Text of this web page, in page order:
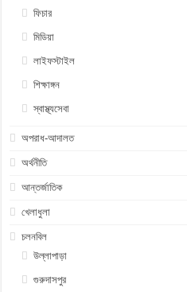
ফিচার
মিডিয়া
লাইফস্টাইল
শিক্ষাঙ্গন
স্বাস্থ্যসেবা
অপরাধ-আদালত
অর্থনীতি
আন্তর্জাতিক
খেলাধুলা
চলনবিল
উল্লাপাড়া
গুরুদাসপুর